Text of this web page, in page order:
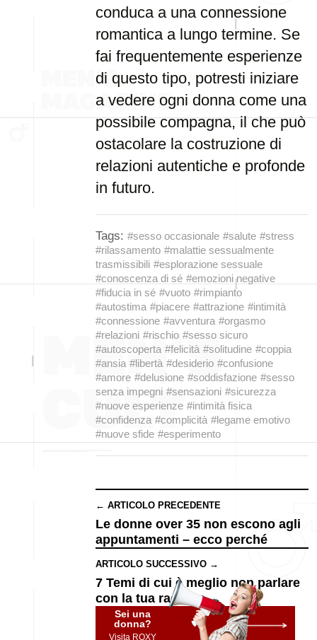
conduca a una connessione
romantica a lungo termine. Se
fai frequentemente esperienze
di questo tipo, potresti iniziare
a vedere ogni donna come una
possibile compagna, il che può
ostacolare la costruzione di
relazioni autentiche e profonde
in futuro.
Tags: #sesso occasionale #salute #stress
#rilassamento #malattie sessualmente
trasmissibili #esplorazione sessuale
#conoscenza di sé #emozioni negative
#fiducia in sé #vuoto #rimpianto
#autostima #piacere #attrazione #intimità
#connessione #avventura #orgasmo
#relazioni #rischio #sesso sicuro
#autoscoperta #felicità #solitudine #coppia
#ansia #libertà #desiderio #confusione
#amore #delusione #soddisfazione #sesso
senza impegni #sensazioni #sicurezza
#nuove esperienze #intimità fisica
#confidenza #complicità #legame emotivo
#nuove sfide #esperimento
← ARTICOLO PRECEDENTE
Le donne over 35 non escono agli
appuntamenti – ecco perché
ARTICOLO SUCCESSIVO →
7 Temi di cui è meglio non parlare
con la tua ragazza
Sei una
donna?
Visita ROXY